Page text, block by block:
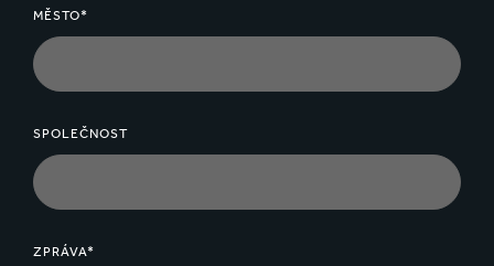
MĚSTO*
SPOLEČNOST
ZPRÁVA*